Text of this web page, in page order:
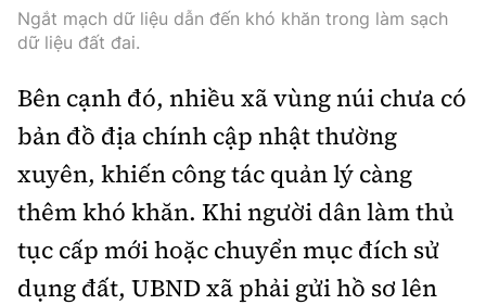
Tổng biên tập: Nguyễn Thị Hồng Nga
Phó Tổng biên tập:
Hotline:
0901 514 799
Quảng cáo và Phát hành:
0915 057 282
Email:bandoc@baoxaydung.vn
Cấm sao chép dưới mọi hình thức nếu không có sự
chấp thuận bằng văn bản.
Ngắt mạch dữ liệu dẫn đến khó khăn trong làm sạch
dữ liệu đất đai.
Bên cạnh đó, nhiều xã vùng núi chưa có
bản đồ địa chính cập nhật thường
xuyên, khiến công tác quản lý càng
thêm khó khăn. Khi người dân làm thủ
tục cấp mới hoặc chuyển mục đích sử
dụng đất, UBND xã phải gửi hồ sơ lên